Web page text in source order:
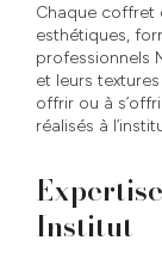
Chaque coffret
esthétiques,
professionnels
et leurs
offrir ou à
réalisés à
Institut